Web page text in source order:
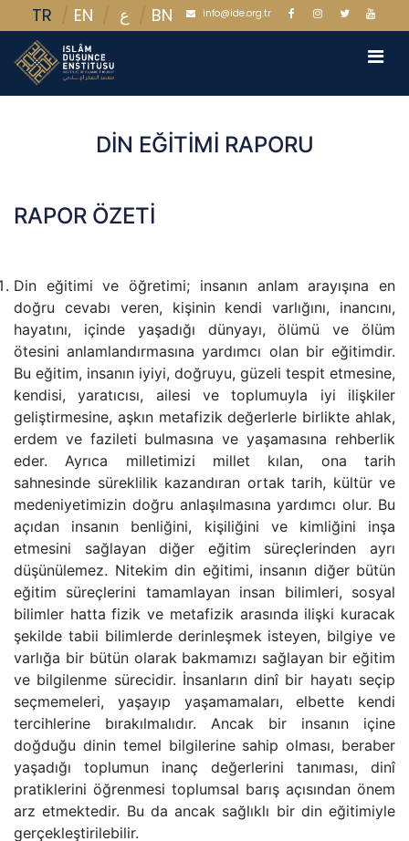
info@ide.org.tr
TR EN ع BN
DİN EĞİTİMİ RAPORU
RAPOR ÖZETİ
Din eğitimi ve öğretimi; insanın anlam arayışına en
doğru cevabı veren, kişinin kendi varlığını, inancını,
hayatını, içinde yaşadığı dünyayı, ölümü ve ölüm
ötesini anlamlandırmasına yardımcı olan bir eğitimdir.
Bu eğitim, insanın iyiyi, doğruyu, güzeli tespit etmesine,
kendisi, yaratıcısı, ailesi ve toplumuyla iyi ilişkiler
geliştirmesine, aşkın metafizik değerlerle birlikte ahlak,
erdem ve fazileti bulmasına ve yaşamasına rehberlik
eder. Ayrıca milletimizi millet kılan, ona tarih
sahnesinde süreklilik kazandıran ortak tarih, kültür ve
medeniyetimizin doğru anlaşılmasına yardımcı olur. Bu
açıdan insanın benliğini, kişiliğini ve kimliğini inşa
etmesini sağlayan diğer eğitim süreçlerinden ayrı
düşünülemez. Nitekim din eğitimi, insanın diğer bütün
eğitim süreçlerini tamamlayan insan bilimleri, sosyal
bilimler hatta fizik ve metafizik arasında ilişki kuracak
şekilde tabii bilimlerde derinleşmek isteyen, bilgiye ve
varlığa bir bütün olarak bakmamızı sağlayan bir eğitim
ve bilgilenme sürecidir. İnsanların dinî bir hayatı seçip
seçmemeleri, yaşayıp yaşamamaları, elbette kendi
tercihlerine bırakılmalıdır. Ancak bir insanın içine
doğduğu dinin temel bilgilerine sahip olması, beraber
yaşadığı toplumun inanç değerlerini tanıması, dinî
pratiklerini öğrenmesi toplumsal barış açısından önem
arz etmektedir. Bu da ancak sağlıklı bir din eğitimiyle
gerçekleştirilebilir.